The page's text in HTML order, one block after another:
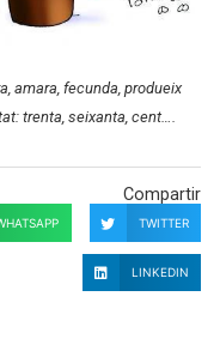
amara, fecunda, produeix
trenta, seixanta, cent….
Compartir
TWITTER
LINKEDIN